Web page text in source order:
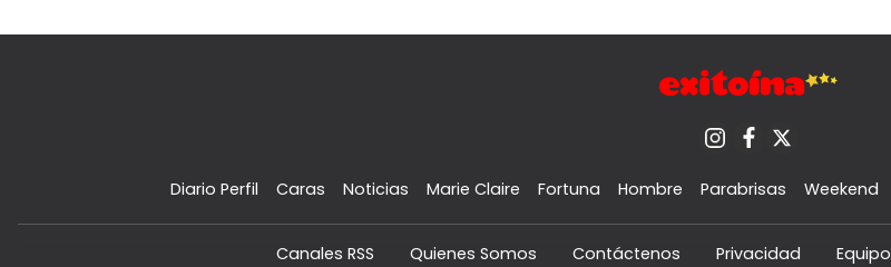
Diario Perfil Caras Noticias Marie Claire Fortuna Hombre Parabrisas Weekend
Canales RSS Quienes Somos Contáctenos Privacidad Equipo